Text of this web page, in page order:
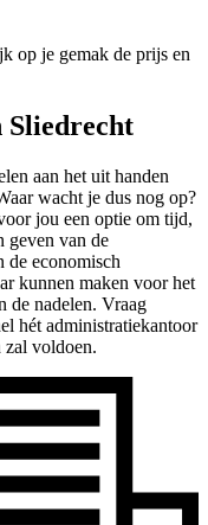
op je gemak de prijs en
Sliedrecht
aan het uit handen
wacht je dus nog op?
jou een optie om tijd,
geven van de
de economisch
kunnen maken voor het
de nadelen. Vraag
hét administratiekantoor
zal voldoen.